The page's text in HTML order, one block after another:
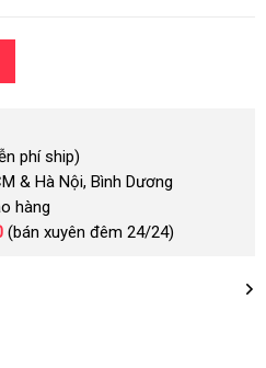
phí ship)
& Hà Nội, Bình Dương
hàng
(bán xuyên đêm 24/24)